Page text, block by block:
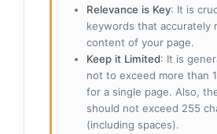
Relevance is Key: It is
keywords that accurately
content of your page.
Keep it Limited: It is
not to exceed more than
for a single page. Also,
should not exceed 255
(including spaces).